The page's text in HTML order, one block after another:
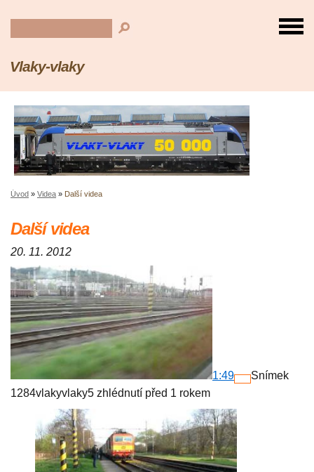
Vlaky-vlaky
Úvod » Videa » Další videa
Další videa
20. 11. 2012
1:49
Snímek
1284vlakyvlaky5 zhlédnutí před 1 rokem